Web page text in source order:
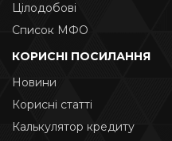
Цілодобові
Список МФО
КОРИСНІ ПОСИЛАННЯ
Новини
Корисні статті
Калькулятор кредиту